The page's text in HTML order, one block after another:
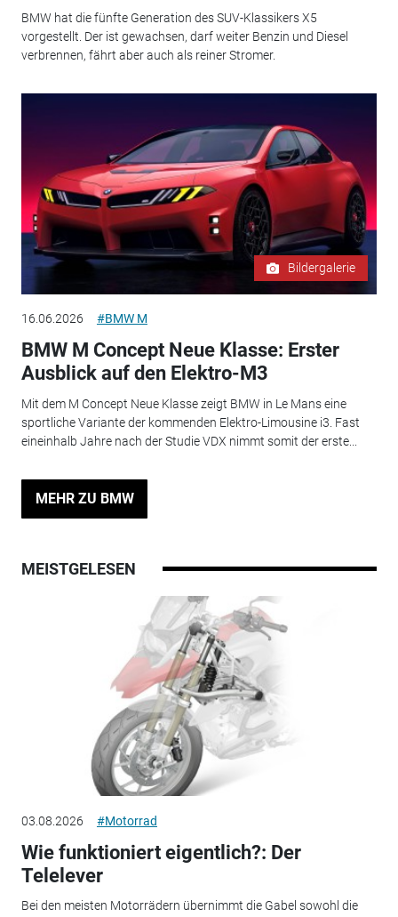
BMW hat die fünfte Generation des SUV-Klassikers X5
vorgestellt. Der ist gewachsen, darf weiter Benzin und Diesel
verbrennen, fährt aber auch als reiner Stromer.
Bildergalerie
16.06.2026 #BMW M
BMW M Concept Neue Klasse: Erster
Ausblick auf den Elektro-M3
Mit dem M Concept Neue Klasse zeigt BMW in Le Mans eine
sportliche Variante der kommenden Elektro-Limousine i3. Fast
eineinhalb Jahre nach der Studie VDX nimmt somit der erste...
MEHR ZU BMW
MEISTGELESEN
03.08.2026 #Motorrad
Wie funktioniert eigentlich?: Der
Telelever
Bei den meisten Motorrädern übernimmt die Gabel sowohl die